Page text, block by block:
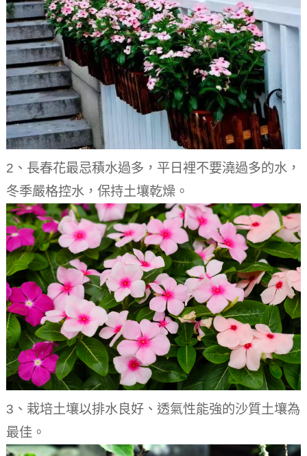
2、長春花最忌積水過多，平日裡不要澆過多的水，
冬季嚴格控水，保持土壤乾燥。
3、栽培土壤以排水良好、透氣性能強的沙質土壤為
最佳。